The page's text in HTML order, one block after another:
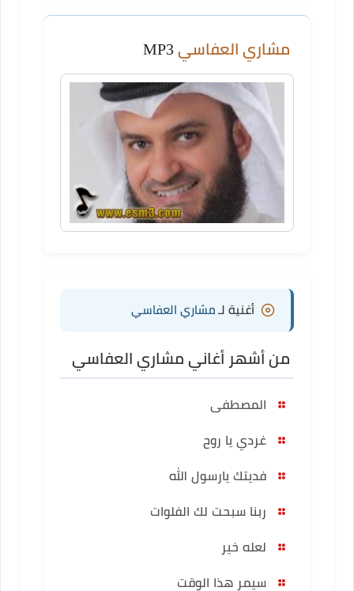
مشاري العفاسي
أغنية لـ مشاري العفاسي
من أشهر أغاني مشاري العفاسي
المصطفى
غردي يا روح
فديتك يارسول الله
ربنا سبحت لك الفلوات
لعله خير
سيمر هذا الوقت